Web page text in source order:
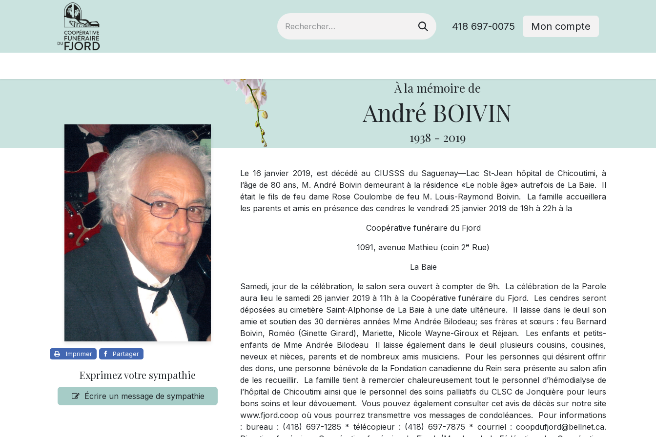
418 697-0075 Mon compte
À la mémoire de
André BOIVIN
1938 - 2019
Imprimer Partager
Exprimez votre sympathie
Écrire un message de sympathie
Le 16 janvier 2019, est décédé au CIUSSS du Saguenay—Lac St-Jean hôpital de Chicoutimi, à
l’âge de 80 ans, M. André Boivin demeurant à la résidence «Le noble âge» autrefois de La Baie.
Il
était le fils de feu dame Rose Coulombe de feu M. Louis-Raymond Boivin.
La famille accueillera
les parents et amis en présence des cendres le vendredi 25 janvier 2019 de 19h à 22h à la
Coopérative funéraire du Fjord
1091, avenue Mathieu (coin 2e Rue)
La Baie
Samedi, jour de la célébration, le salon sera ouvert à compter de 9h.
La célébration de la Parole
aura lieu le samedi 26 janvier 2019 à 11h à la Coopérative funéraire du Fjord.
Les cendres seront
déposées au cimetière Saint-Alphonse de La Baie à une date ultérieure.
Il laisse dans le deuil son
amie et soutien des 30 dernières années Mme Andrée Bilodeau; ses frères et sœurs : feu Bernard
Boivin, Roméo (Ginette Girard), Mariette, Nicole Wayne-Giroux et Réjean.
Les enfants et petits-
enfants de Mme Andrée Bilodeau
Il laisse également dans le deuil plusieurs cousins, cousines,
neveux et nièces, parents et de nombreux amis musiciens.
Pour les personnes qui désirent offrir
des dons, une personne bénévole de la Fondation canadienne du Rein sera présente au salon afin
de les recueillir.
La famille tient à remercier chaleureusement tout le personnel d’hémodialyse de
l’hôpital de Chicoutimi ainsi que le personnel des soins palliatifs du CLSC de Jonquière pour leurs
bons soins et leur dévouement. Vous pouvez également consulter cet avis de décès sur notre site
www.fjord.coop où vous pourrez transmettre vos messages de condoléances.
Pour informations
: bureau : (418) 697-1285 * télécopieur : (418) 697-7875 * courriel : coopdufjord@bellnet.ca.